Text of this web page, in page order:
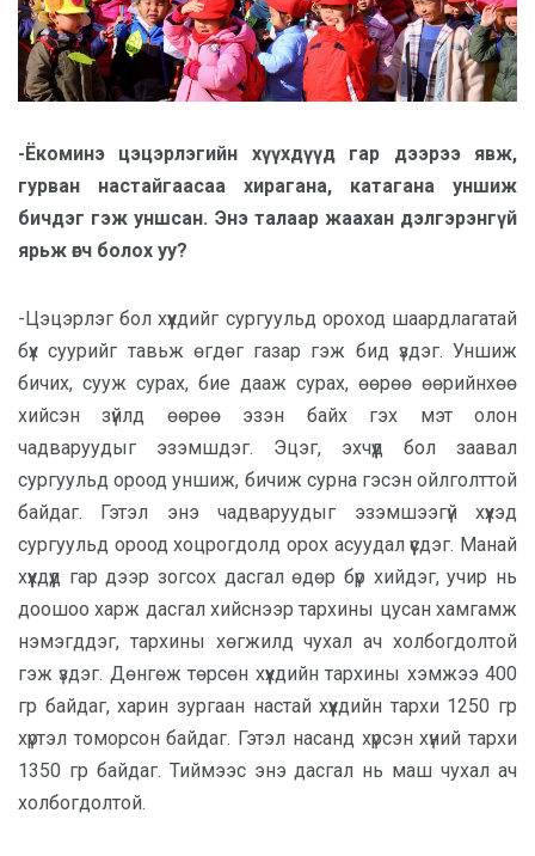
-Ёкоминэ цэцэрлэгийн хүүхдүүд гар дээрээ явж,
гурван настайгаасаа хирагана, катагана уншиж
бичдэг гэж уншсан. Энэ талаар жаахан дэлгэрэнгүй
ярьж өгч болох уу?
-Цэцэрлэг бол хүүхдийг сургуульд ороход шаардлагатай
бүх суурийг тавьж өгдөг газар гэж бид үздэг. Уншиж
бичих, сууж сурах, бие дааж сурах, өөрөө өөрийнхөө
хийсэн зүйлд өөрөө эзэн байх гэх мэт олон
чадваруудыг эзэмшдэг. Эцэг, эхчүүд бол заавал
сургуульд ороод уншиж, бичиж сурна гэсэн ойлголттой
байдаг. Гэтэл энэ чадваруудыг эзэмшээгүй хүүхэд
сургуульд ороод хоцрогдолд орох асуудал үүсдэг. Манай
хүүхдүүд гар дээр зогсох дасгал өдөр бүр хийдэг, учир нь
доошоо харж дасгал хийснээр тархины цусан хамгамж
нэмэгддэг, тархины хөгжилд чухал ач холбогдолтой
гэж үздэг. Дөнгөж төрсөн хүүхдийн тархины хэмжээ 400
гр байдаг, харин зургаан настай хүүхдийн тархи 1250 гр
хүртэл томорсон байдаг. Гэтэл насанд хүрсэн хүний тархи
1350 гр байдаг. Тиймээс энэ дасгал нь маш чухал ач
холбогдолтой.